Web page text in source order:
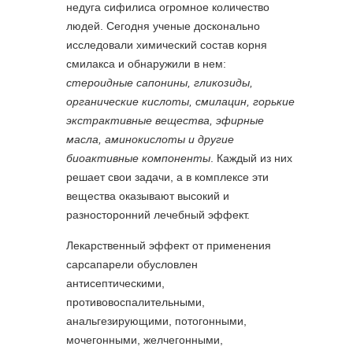
недуга сифилиса огромное количество
людей. Сегодня ученые досконально
исследовали химический состав корня
смилакса и обнаружили в нем:
стероидные сапонины, гликозиды,
органические кислоты, смилацин, горькие
экстрактивные вещества, эфирные
масла, аминокислоты и другие
биоактивные компоненты . Каждый из них
решает свои задачи, а в комплексе эти
вещества оказывают высокий и
разносторонний лечебный эффект.
Лекарственный эффект от применения
сарсапарели обусловлен
антисептическими,
противовоспалительными,
анальгезирующими, потогонными,
мочегонными, желчегонными,